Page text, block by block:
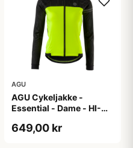
AGU
AGU Cykeljakke -
Essential - Dame - HI-
649,00 kr